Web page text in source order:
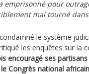
emprisonné pour
mal tourné
le système
les enquêtes sur la
encouragé ses
Congrès national africain